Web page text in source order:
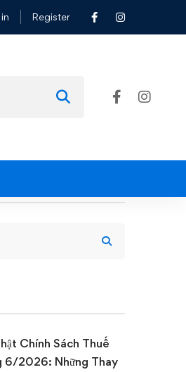
Register
Chính Sách Thuế
6/2026: Những Thay